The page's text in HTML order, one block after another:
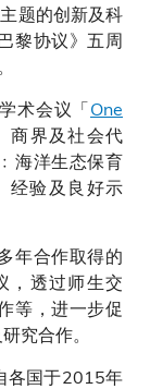
题的创新及科
黎协议》五周
术会议「One
商界及社会代
海洋生态保育
经验及良好示
年合作取得的
，透过师生交
等，进一步促
究合作。
各国于2015年